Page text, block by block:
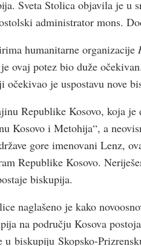
Sveta Stolica objavila je u
administrator mons.
humanitarne organizacije
ovaj potez bio duže
je uspostavu nove
Republike Kosovo, koja je
Kosovo i Metohija“, a
gore imenovani Lenz,
Republike Kosovo.
biskupija.
naglašeno je kako
na području Kosova
biskupiju Skopsko-